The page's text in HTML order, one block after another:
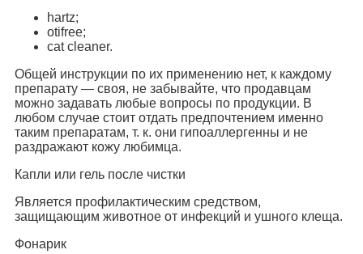
hartz;
otifree;
cat cleaner.
Общей инструкции по их применению нет, к каждому
препарату — своя, не забывайте, что продавцам
можно задавать любые вопросы по продукции. В
любом случае стоит отдать предпочтением именно
таким препаратам, т. к. они гипоаллергенны и не
раздражают кожу любимца.
Капли или гель после чистки
Является профилактическим средством,
защищающим животное от инфекций и ушного клеща.
Фонарик